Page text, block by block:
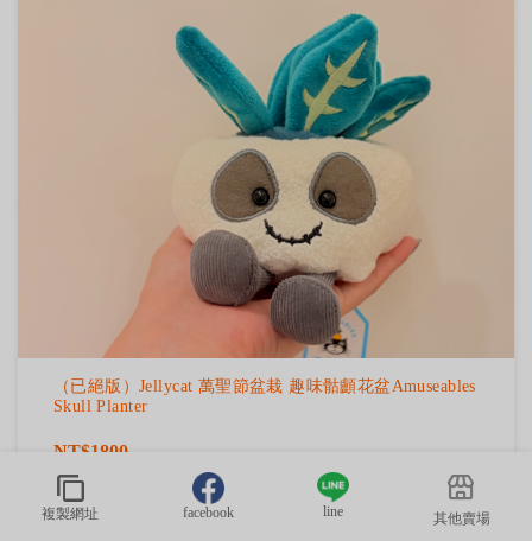
複製網址 facebook line 其他賣場
（已絕版）Jellycat 萬聖節盆栽 趣味骷顱花盆Amuseables
Skull Planter
NT$1800